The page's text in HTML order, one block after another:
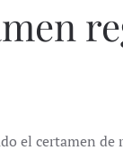
el certamen